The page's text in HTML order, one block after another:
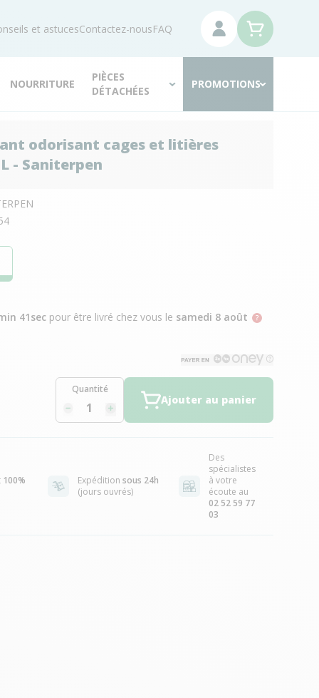
et astucesContactez-nousFAQ
NOURRITURE
PIÈCES
DÉTACHÉES
PROMOTIONS
odorisant cages et litières
- Saniterpen
40secpour être livré chez vous le samedi 8 août
Quantité
Ajouter au panier
100%
Expédition sous 24h
(jours ouvrés)
Des
spécialistes
à votre
écoute au
02 52 59 77
03